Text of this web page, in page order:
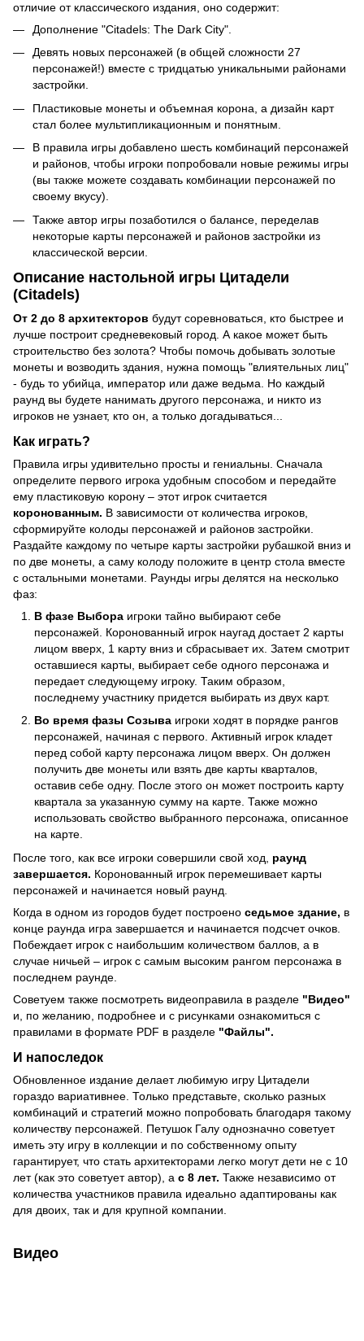
отличие от классического издания, оно содержит:
Дополнение "Citadels: The Dark City".
Девять новых персонажей (в общей сложности 27
персонажей!) вместе с тридцатью уникальными районами
застройки.
Пластиковые монеты и объемная корона, а дизайн карт
стал более мультипликационным и понятным.
В правила игры добавлено шесть комбинаций персонажей
и районов, чтобы игроки попробовали новые режимы игры
(вы также можете создавать комбинации персонажей по
своему вкусу).
Также автор игры позаботился о балансе, переделав
некоторые карты персонажей и районов застройки из
классической версии.
Описание настольной игры Цитадели
(Citadels)
От 2 до 8 архитекторов будут соревноваться, кто быстрее и
лучше построит средневековый город. А какое может быть
строительство без золота? Чтобы помочь добывать золотые
монеты и возводить здания, нужна помощь "влиятельных лиц"
- будь то убийца, император или даже ведьма. Но каждый
раунд вы будете нанимать другого персонажа, и никто из
игроков не узнает, кто он, а только догадываться...
Как играть?
Правила игры удивительно просты и гениальны. Сначала
определите первого игрока удобным способом и передайте
ему пластиковую корону – этот игрок считается
коронованным. В зависимости от количества игроков,
сформируйте колоды персонажей и районов застройки.
Раздайте каждому по четыре карты застройки рубашкой вниз и
по две монеты, а саму колоду положите в центр стола вместе
с остальными монетами. Раунды игры делятся на несколько
фаз:
В фазе Выбора игроки тайно выбирают себе
персонажей. Коронованный игрок наугад достает 2 карты
лицом вверх, 1 карту вниз и сбрасывает их. Затем смотрит
оставшиеся карты, выбирает себе одного персонажа и
передает следующему игроку. Таким образом,
последнему участнику придется выбирать из двух карт.
Во время фазы Созыва игроки ходят в порядке рангов
персонажей, начиная с первого. Активный игрок кладет
перед собой карту персонажа лицом вверх. Он должен
получить две монеты или взять две карты кварталов,
оставив себе одну. После этого он может построить карту
квартала за указанную сумму на карте. Также можно
использовать свойство выбранного персонажа, описанное
на карте.
После того, как все игроки совершили свой ход, раунд
завершается. Коронованный игрок перемешивает карты
персонажей и начинается новый раунд.
Когда в одном из городов будет построено седьмое здание, в
конце раунда игра завершается и начинается подсчет очков.
Побеждает игрок с наибольшим количеством баллов, а в
случае ничьей – игрок с самым высоким рангом персонажа в
последнем раунде.
Советуем также посмотреть видеоправила в разделе "Видео"
и, по желанию, подробнее и с рисунками ознакомиться с
правилами в формате PDF в разделе "Файлы".
И напоследок
Обновленное издание делает любимую игру Цитадели
гораздо вариативнее. Только представьте, сколько разных
комбинаций и стратегий можно попробовать благодаря такому
количеству персонажей. Петушок Галу однозначно советует
иметь эту игру в коллекции и по собственному опыту
гарантирует, что стать архитекторами легко могут дети не с 10
лет (как это советует автор), а с 8 лет. Также независимо от
количества участников правила идеально адаптированы как
для двоих, так и для крупной компании.
Видео